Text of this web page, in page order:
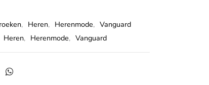
, Heren, Herenmode, Vanguard
Heren, Herenmode, Vanguard